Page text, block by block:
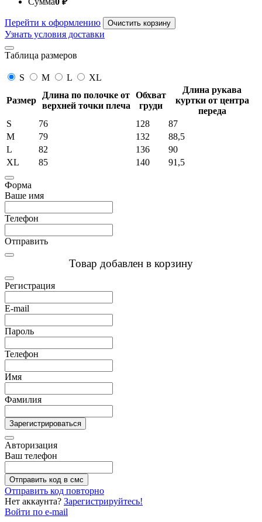
Перейти к оформлению Очистить корзину
Узнать условия доставки
Таблица размеров
S M L XL
Размер
Длина по полочке от
верхней точки плеча
Обхват
груди
Длина рукава
куртки от центра
переда
S
76 128
87
M
79 132
88,5
L
82 136
90
XL
85 140 91,5
Форма
Ваше имя
Телефон
Отправить
Товар добавлен в корзину
Регистрация
E-mail
Пароль
Телефон
Имя
Фамилия
Зарегистрироваться
Авторизация
Ваш телефон
Отправить код в смс
Отправить код повторно
Нет аккаунта? Зарегистрируйтесь!
Войти по e-mail